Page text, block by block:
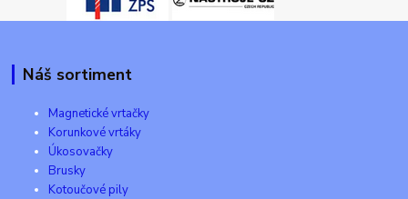
Náš sortiment
Magnetické vrtačky
Korunkové vrtáky
Úkosovačky
Brusky
Kotoučové pily